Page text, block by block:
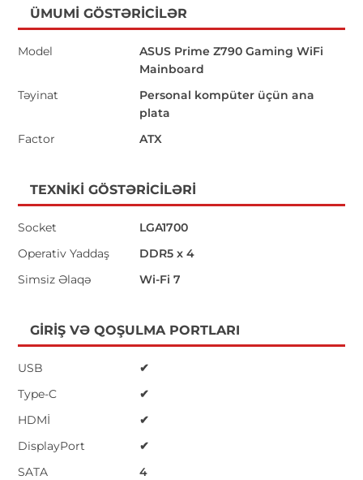
ÜMUMI GÖSTƏRICILƏR
Model
ASUS Prime Z790 Gaming WiFi
Mainboard
Təyinat
Personal kompüter üçün ana
plata
Factor
ATX
TEXNIKI GÖSTƏRICILƏRI
Socket
LGA1700
Operativ Yaddaş
DDR5 x 4
Simsiz Əlaqə
Wi-Fi 7
GIRIŞ VƏ QOŞULMA PORTLARI
USB
✔
Type-C
✔
HDMİ
✔
DisplayPort
✔
SATA
4